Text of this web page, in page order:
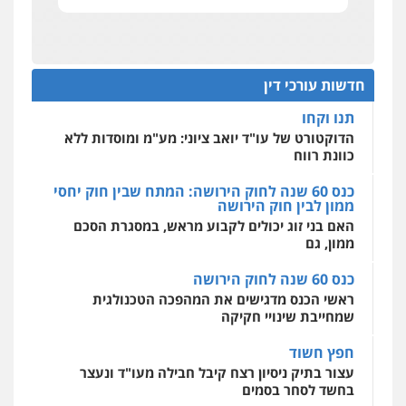
קטינים
0538788878
מרכז התחלה חדשה
לעורכי דין
מאיה בלום, עו"ס, טיפול ושיקום
טיפול בהתמכרויות שירותים מקצועיים
לעורכי דין
עו"ד ד"ר אבי שקד
עבירות כלכליות
0544385337
חדשות עורכי דין
כוונת רווח
כנס 60 שנה לחוק הירושה: המתח שבין חוק יחסי
ממון לבין חוק הירושה
האם בני זוג יכולים לקבוע מראש, במסגרת הסכם
ממון, גם
כנס 60 שנה לחוק הירושה
ראשי הכנס מדגישים את המהפכה הטכנולגית
שמחייבת שינויי חקיקה
עצור בתיק ניסיון רצח קיבל חבילה מעו"ד ונעצר
בחשד לסחר בסמים
עורך דין מהצפון נעצר בחשד להברחת חשיש לעצור
בקישון